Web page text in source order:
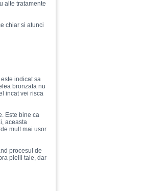
alte tratamente
chiar si atunci
indicat sa
bronzata nu
incat vei risca
Este bine ca
aceasta
mult mai usor
procesul de
pielii tale, dar